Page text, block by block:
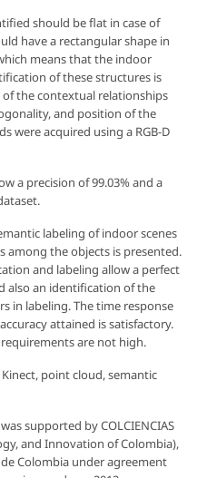
should be flat in case of
have a rectangular shape in
means that the indoor
of these structures is
the contextual relationships
and position of the
were acquired using a RGB-D
a precision of 99.03% and a
labeling of indoor scenes
among the objects is presented.
and labeling allow a perfect
also an identification of the
in labeling. The time response
attained is satisfactory.
are not high.
point cloud, semantic
supported by COLCIENCIAS
and Innovation of Colombia),
Colombia under agreement